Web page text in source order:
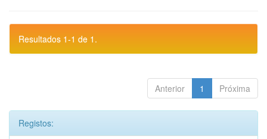
Resultados 1-1 de 1.
Anterior 1 Próxima
Registos: